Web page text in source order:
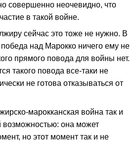
совершенно неочевидно, что
в такой войне.
сейчас это тоже не нужно. В
над Марокко ничего ему не
прямого повода для войны нет.
такого повода все-таки не
не готова отказываться от
марокканская война так и
возможностью: она может
но этот момент так и не